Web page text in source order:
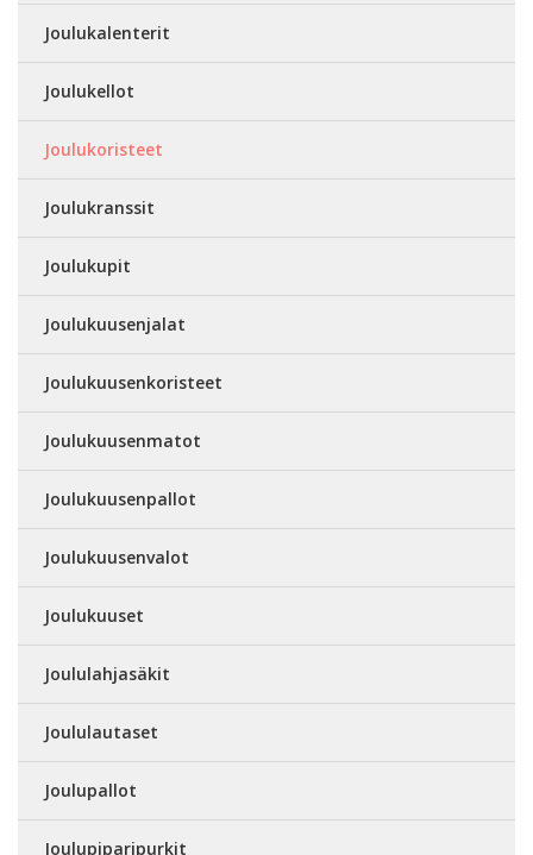
Joulukalenterit
Joulukellot
Joulukoristeet
Joulukranssit
Joulukupit
Joulukuusenjalat
Joulukuusenkoristeet
Joulukuusenmatot
Joulukuusenpallot
Joulukuusenvalot
Joulukuuset
Joululahjasäkit
Joululautaset
Joulupallot
Joulupiparipurkit